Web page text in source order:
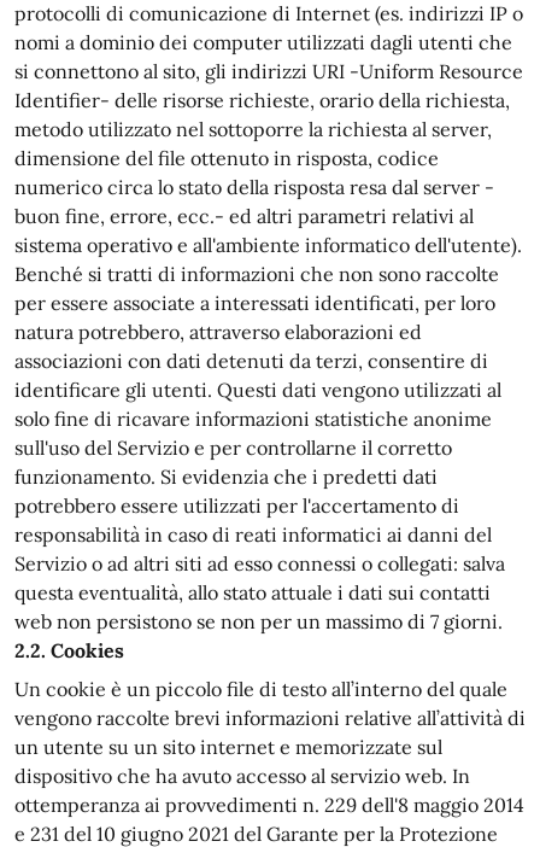
protocolli di comunicazione di Internet (es. indirizzi IP o
nomi a dominio dei computer utilizzati dagli utenti che
si connettono al sito, gli indirizzi URI -Uniform Resource
Identifier- delle risorse richieste, orario della richiesta,
metodo utilizzato nel sottoporre la richiesta al server,
dimensione del file ottenuto in risposta, codice
numerico circa lo stato della risposta resa dal server -
buon fine, errore, ecc.- ed altri parametri relativi al
sistema operativo e all'ambiente informatico dell'utente).
Benché si tratti di informazioni che non sono raccolte
per essere associate a interessati identificati, per loro
natura potrebbero, attraverso elaborazioni ed
associazioni con dati detenuti da terzi, consentire di
identificare gli utenti. Questi dati vengono utilizzati al
solo fine di ricavare informazioni statistiche anonime
sull'uso del Servizio e per controllarne il corretto
funzionamento. Si evidenzia che i predetti dati
potrebbero essere utilizzati per l'accertamento di
responsabilità in caso di reati informatici ai danni del
Servizio o ad altri siti ad esso connessi o collegati: salva
questa eventualità, allo stato attuale i dati sui contatti
web non persistono se non per un massimo di 7 giorni.
2.2. Cookies
Un cookie è un piccolo file di testo all’interno del quale
vengono raccolte brevi informazioni relative all’attività di
un utente su un sito internet e memorizzate sul
dispositivo che ha avuto accesso al servizio web. In
ottemperanza ai provvedimenti n. 229 dell'8 maggio 2014
e 231 del 10 giugno 2021 del Garante per la Protezione